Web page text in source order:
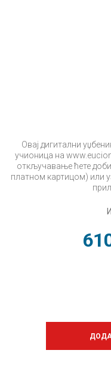
Овај дигитални
учионица на
откључавање ћете
платном картицом) или